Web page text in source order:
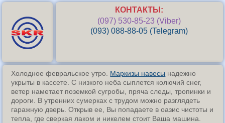
КОНТАКТЫ:
(097) 530-85-23 (Viber)
(093) 088-88-05 (Telegram)
Холодное февральское утро. Маркизы навесы надежно
укрыты в кассете. С низкого неба сыплется колючий снег,
ветер наметает поземкой сугробы, пряча следы, тропинки и
дороги. В утренних сумерках с трудом можно разглядеть
гаражную дверь. Открыв ее, Вы попадаете в оазис чистоты и
тепла, где сверкая лаком и никелем стоит Ваша машина.